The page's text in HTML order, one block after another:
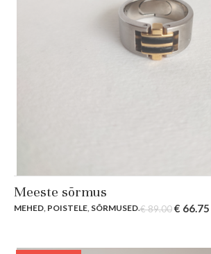
Meeste sõrmus
MEHED POISTELE SÕRMUSED.€89.00Original
€ 66.75